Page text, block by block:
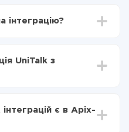
з UniTalk в
передаватися з
інтеграцію?
У середньому
UniTalk з
даних, які за фактом
системи в іншу через
є в Apix-